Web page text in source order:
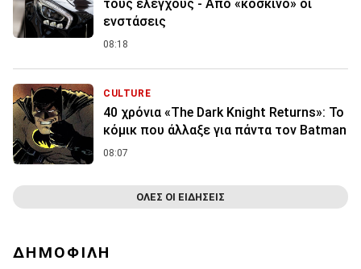
τους ελέγχους - Από «κόσκινο» οι
ενστάσεις
08:18
CULTURE
40 χρόνια «The Dark Knight Returns»: Το
κόμικ που άλλαξε για πάντα τον Batman
08:07
ΟΛΕΣ ΟΙ ΕΙΔΗΣΕΙΣ
ΔΗΜΟΦΙΛΗ